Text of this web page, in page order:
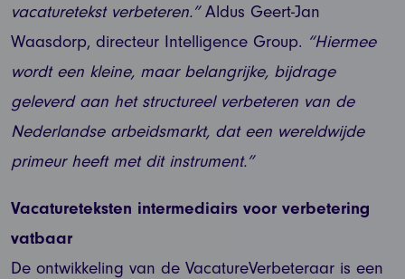
vacaturetekst verbeteren.”Aldus Geert-Jan
Waasdorp, directeur Intelligence Group. “Hiermee
wordt een kleine, maar belangrijke, bijdrage
geleverd aan het structureel verbeteren van de
Nederlandse arbeidsmarkt, dat een wereldwijde
primeur heeft met dit instrument.”
Vacatureteksten intermediairs voor verbetering
vatbaar
De ontwikkeling van de VacatureVerbeteraar is een